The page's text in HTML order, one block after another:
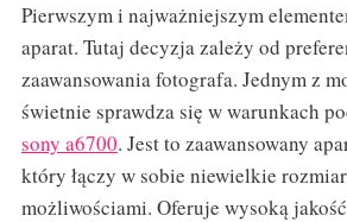
Pierwszym i najważniejszym
aparat. Tutaj decyzja zależy od
zaawansowania fotografa. Jednym z
świetnie sprawdza się w warunkach
sony a6700. Jest to zaawansowany
który łączy w sobie niewielkie
możliwościami. Oferuje wysoką